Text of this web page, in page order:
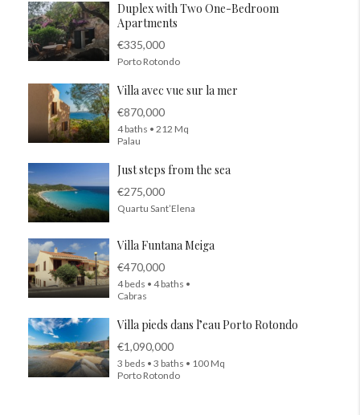
Duplex with Two One-Bedroom
Apartments
€335,000
Porto Rotondo
Villa avec vue sur la mer
€870,000
4 baths • 212 Mq
Palau
Just steps from the sea
€275,000
Quartu Sant’Elena
Villa Funtana Meiga
€470,000
4 beds • 4 baths •
Cabras
Villa pieds dans l’eau Porto Rotondo
€1,090,000
3 beds • 3 baths • 100 Mq
Porto Rotondo